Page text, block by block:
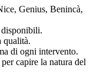
Genius, Benincà,
disponibili.
qualità.
di ogni intervento.
capire la natura del